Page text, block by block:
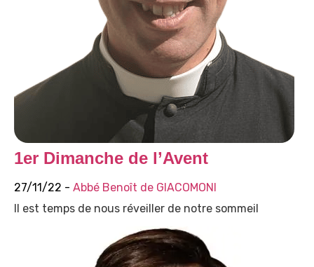
1er Dimanche de l’Avent
27/11/22 - Abbé Benoît de GIACOMONI
Il est temps de nous réveiller de notre sommeil